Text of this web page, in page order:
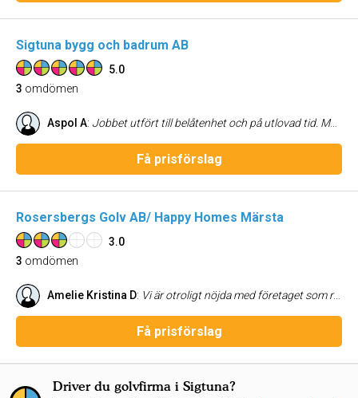
Sigtuna bygg och badrum AB
5.0
3 omdömen
Aspol A: Jobbet utfört till belåtenhet och på utlovad tid. Mycket nöjd. Kan verkligen rekommendera.
Få prisförslag
Rosersbergs Golv AB/ Happy Homes Märsta
3.0
3 omdömen
Amelie Kristina D: Vi är otroligt nöjda med företaget som renoverade vårt badrum. Arbetet är mycket väl utfört och resultatet blev precis som vi hoppades. Under resans gång uppstod några mindre problem, men inget som berodde på företaget – och de hanterade situationerna på ett professionellt, lösningsorienterat och lugnt sätt. Kommunikation, bemötande och kvalitet har varit på topp från start till mål. Vi kan varmt rekommendera dem!
Få prisförslag
Driver du golvfirma i Sigtuna?